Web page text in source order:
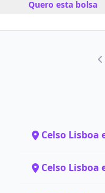
Quero esta bolsa
Celso Lisboa
Celso Lisboa